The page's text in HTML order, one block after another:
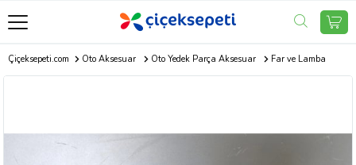
Çiçeksepeti.com Oto Aksesuar Oto Yedek Parça Aksesuar Far ve Lamba